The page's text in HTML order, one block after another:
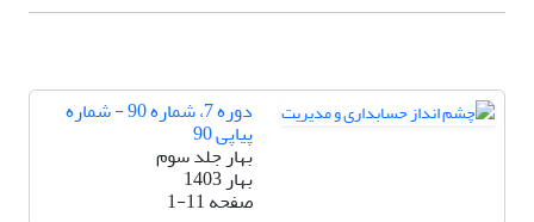
دوره 7، شماره 90 - شماره
پیاپی 90
بهار جلد سوم
بهار 1403
صفحه1-11